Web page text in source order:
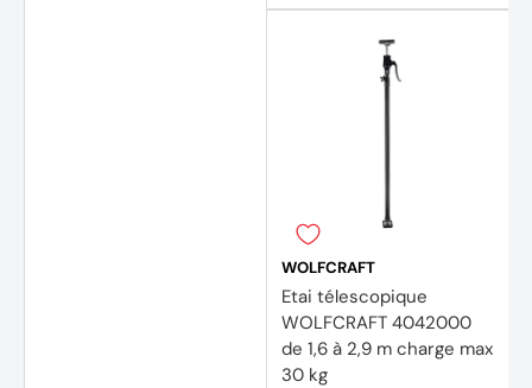
WOLFCRAFT
Etai télescopique
WOLFCRAFT 4042000
de 1,6 à 2,9 m charge max
30 kg